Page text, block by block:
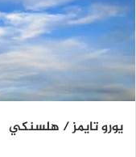
يورو تايمز / هلسنكي